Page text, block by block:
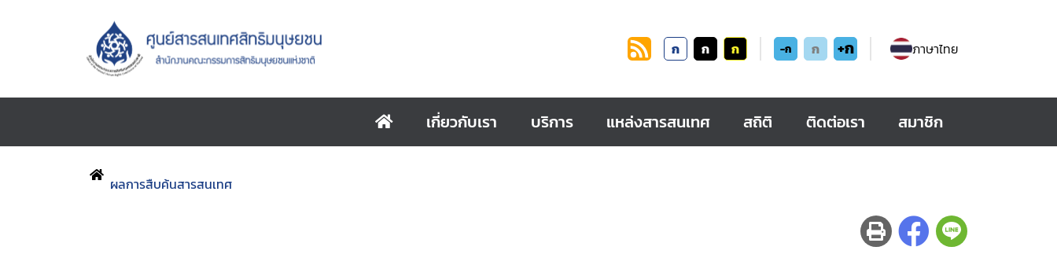
ก ก ก -ก ก +ก ภาษาไทย
เกี่ยวกับเรา บริการ แหล่งสารสนเทศ สถิติ ติดต่อเรา สมาชิก
ผลการสืบค้นสารสนเทศ